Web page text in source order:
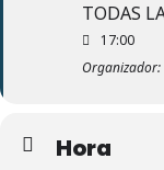
TODAS
17:00
Organizador:
Hora